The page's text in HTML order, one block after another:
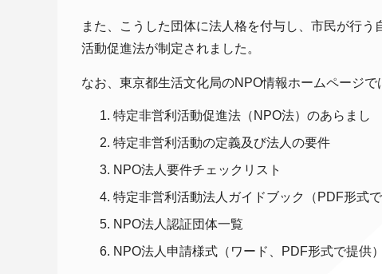
また、こうした団体に法人格を付与し、市民が行
活動促進法が制定されました。
なお、東京都生活文化局のNPO情報ホームページで
特定非営利活動促進法（NPO法）のあらまし
特定非営利活動の定義及び法人の要件
NPO法人要件チェックリスト
特定非営利活動法人ガイドブック（PDF形式で
NPO法人認証団体一覧
NPO法人申請様式（ワード、PDF形式で提供）